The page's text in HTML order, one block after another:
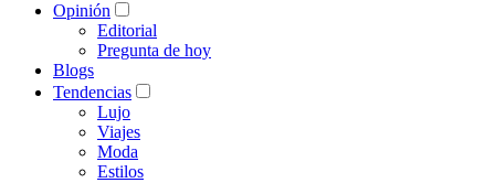
Opinión
Editorial
Pregunta de hoy
Blogs
Tendencias
Lujo
Viajes
Moda
Estilos